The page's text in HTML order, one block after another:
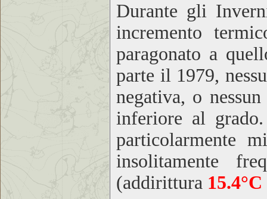
Durante gli
incremento
paragonato a
parte il 1979,
negativa, o
inferiore al
particolarmente
insolitamente
(addirittura 15.4°C